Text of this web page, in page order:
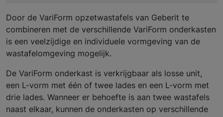
Door de VariForm opzetwastafels van Geberit te
combineren met de verschillende VariForm onderkasten
is een veelzijdige en individuele vormgeving van de
wastafelomgeving mogelijk.
De VariForm onderkast is verkrijgbaar als losse unit,
een L-vorm met één of twee lades en een L-vorm met
drie lades. Wanneer er behoefte is aan twee wastafels
naast elkaar, kunnen de onderkasten op verschillende